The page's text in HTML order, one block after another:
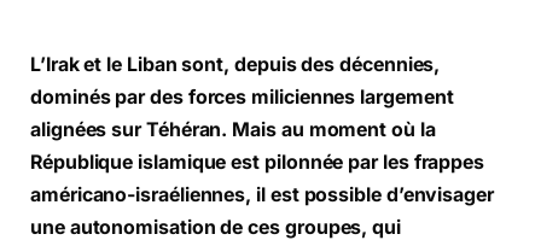
L’Irak et le Liban sont, depuis des décennies,
dominés par des forces miliciennes largement
alignées sur Téhéran. Mais au moment où la
République islamique est pilonnée par les frappes
américano-israéliennes, il est possible d’envisager
une autonomisation de ces groupes, qui